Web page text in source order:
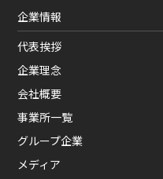
企業情報
代表挨拶
企業理念
会社概要
事業所一覧
グループ企業
メディア